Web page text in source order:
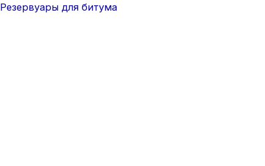
Резервуары для битума